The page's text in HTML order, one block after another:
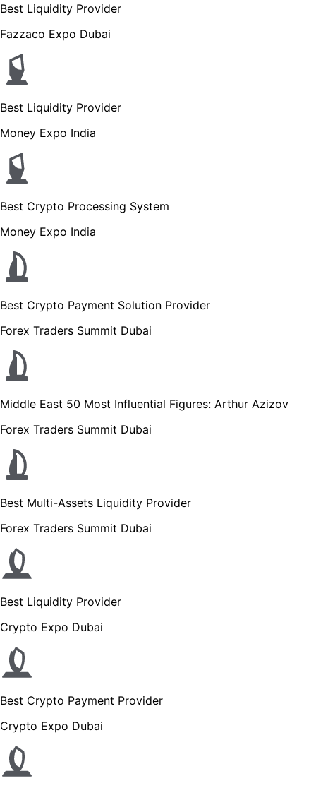
Best Liquidity Provider
Fazzaco Expo Dubai
Best Liquidity Provider
Money Expo India
Best Crypto Processing System
Money Expo India
Best Crypto Payment Solution Provider
Forex Traders Summit Dubai
Middle East 50 Most Influential Figures: Arthur Azizov
Forex Traders Summit Dubai
Best Multi-Assets Liquidity Provider
Forex Traders Summit Dubai
Best Liquidity Provider
Crypto Expo Dubai
Best Crypto Payment Provider
Crypto Expo Dubai